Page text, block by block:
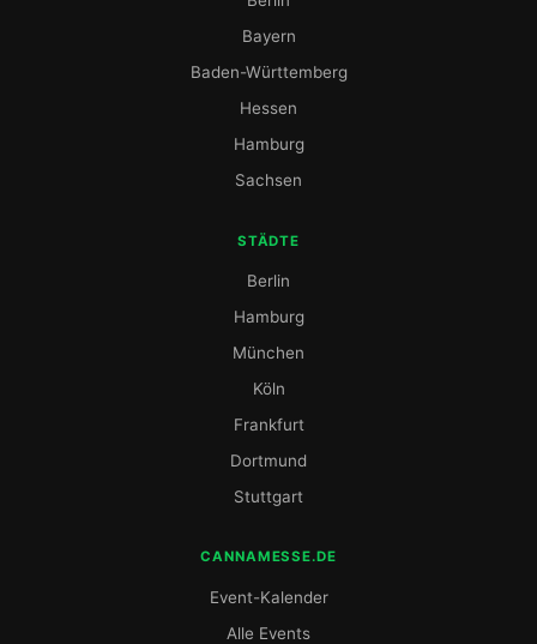
Bayern
Baden-Württemberg
Hessen
Hamburg
Sachsen
STÄDTE
Berlin
Hamburg
München
Köln
Frankfurt
Dortmund
Stuttgart
CANNAMESSE.DE
Event-Kalender
Alle Events